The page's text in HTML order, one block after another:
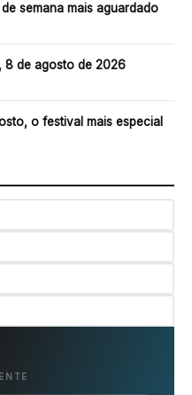
semana mais aguardado
8 de agosto de 2026
o festival mais especial